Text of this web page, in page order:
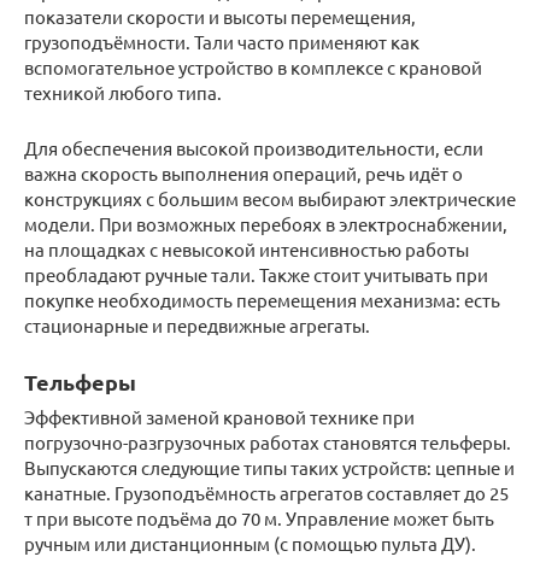
показатели скорости и высоты перемещения,
грузоподъёмности. Тали часто применяют как
вспомогательное устройство в комплексе с крановой
техникой любого типа.
Для обеспечения высокой производительности, если
важна скорость выполнения операций, речь идёт о
конструкциях с большим весом выбирают электрические
модели. При возможных перебоях в электроснабжении,
на площадках с невысокой интенсивностью работы
преобладают ручные тали. Также стоит учитывать при
покупке необходимость перемещения механизма: есть
стационарные и передвижные агрегаты.
Тельферы
Эффективной заменой крановой технике при
погрузочно-разгрузочных работах становятся тельферы.
Выпускаются следующие типы таких устройств: цепные и
канатные. Грузоподъёмность агрегатов составляет до 25
т при высоте подъёма до 70 м. Управление может быть
ручным или дистанционным (с помощью пульта ДУ).